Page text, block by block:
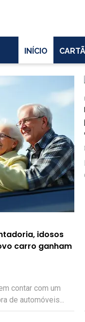
INÍCIO
idosos
carro ganham
contar com um
de automóveis...